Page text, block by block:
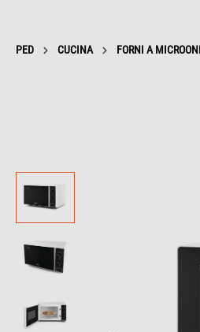
PED CUCINA FORNI A